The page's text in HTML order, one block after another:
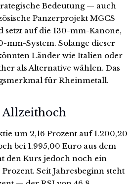
Bedeutung — auch
Panzerprojekt MGCS
setzt auf die 130-mm-Kanone,
mm-System. Solange dieser
Länder wie Italien oder
als Alternative wählen. Das
für Rheinmetall.
Allzeithoch
um 2,16 Prozent auf 1.200,20
bei 1.995,00 Euro aus dem
den Kurs jedoch noch ein
Seit Jahresbeginn steht